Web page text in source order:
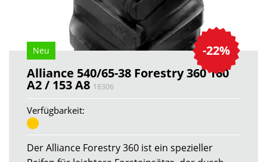
-22%
Neu
Alliance 540/65-38 Forestry 360 160
A2 / 153 A8 18306
Verfügbarkeit:
Der Alliance Forestry 360 ist ein spezieller